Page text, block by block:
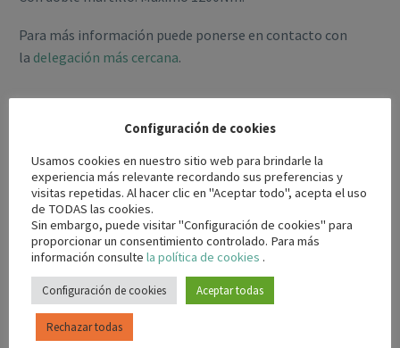
Para más información puede ponerse en contacto con
la delegación más cercana.
neumáticos pistola
taller
ENTRADAS
RELACIONADAS
Configuración de cookies
Usamos cookies en nuestro sitio web para brindarle la
experiencia más relevante recordando sus preferencias y
visitas repetidas. Al hacer clic en "Aceptar todo", acepta el uso
de TODAS las cookies.
Sin embargo, puede visitar "Configuración de cookies" para
proporcionar un consentimiento controlado. Para más
información consulte la política de cookies .
Configuración de cookies Aceptar todas
Rechazar todas